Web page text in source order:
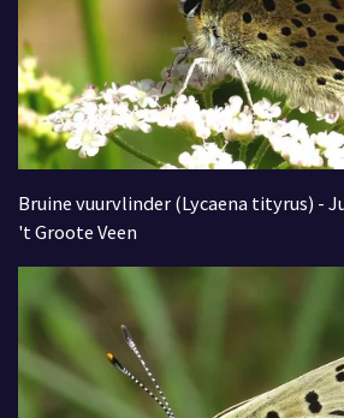
Bruine vuurvlinder (Lycaena tityrus) -
't Groote Veen